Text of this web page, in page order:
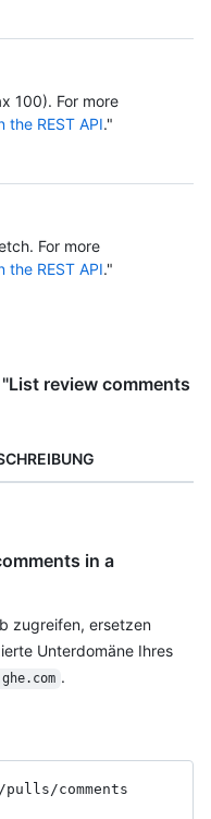
100). For more
the REST API."
For more
the REST API."
review comments
in a
zugreifen, ersetzen
Unterdomäne Ihres
.
/pulls/comments